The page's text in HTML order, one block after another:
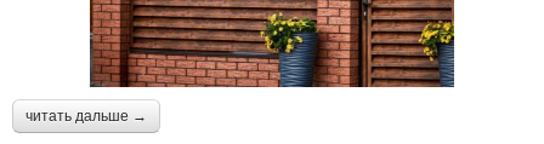
читать дальше →